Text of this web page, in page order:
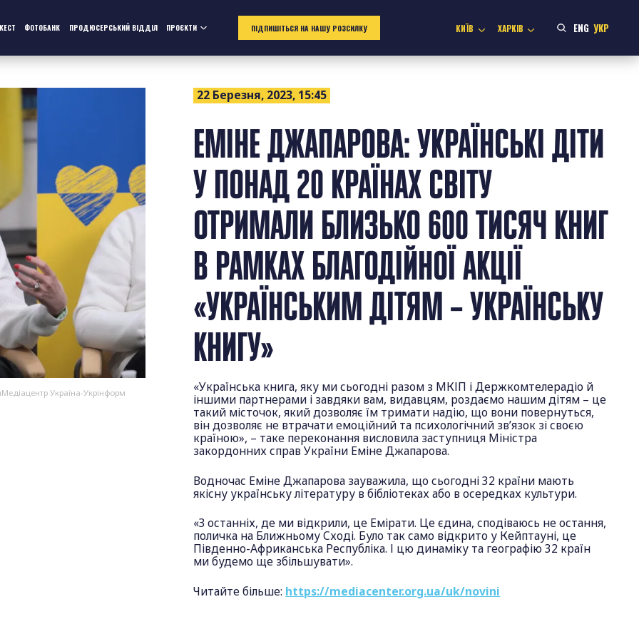
ФОТОБАНК ПРОДЮСЕРСЬКИЙ ВІДДІЛ ПРОЄКТИ ПІДПИШІТЬСЯ НА НАШУ РОЗСИЛКУ КИЇВ ХАРКІВ ENG УКР
Україна-Укрінформ
22 Березня, 2023, 15:45
ЕМІНЕ ДЖАПАРОВА: УКРАЇНСЬКІ ДІТИ
У ПОНАД 20 КРАЇНАХ СВІТУ
ОТРИМАЛИ БЛИЗЬКО 600 ТИСЯЧ КНИГ
В РАМКАХ БЛАГОДІЙНОЇ АКЦІЇ
«УКРАЇНСЬКИМ ДІТЯМ – УКРАЇНСЬКУ
КНИГУ»
«Українська книга, яку ми сьогодні разом з МКІП і Держкомтелерадіо й
іншими партнерами і завдяки вам, видавцям, роздаємо нашим дітям – це
такий місточок, який дозволяє їм тримати надію, що вони повернуться,
він дозволяє не втрачати емоційний та психологічний зв’язок зі своєю
країною», – таке переконання висловила заступниця Міністра
закордонних справ України Еміне Джапарова.
Водночас Еміне Джапарова зауважила, що сьогодні 32 країни мають
якісну українську літературу в бібліотеках або в осередках культури.
«З останніх, де ми відкрили, це Емірати. Це єдина, сподіваюсь не остання,
поличка на Ближньому Сході. Було так само відкрито у Кейптауні, це
Південно-Африканська Республіка. І цю динаміку та географію 32 країн
ми будемо ще збільшувати».
Читайте більше: https://mediacenter.org.ua/uk/novini